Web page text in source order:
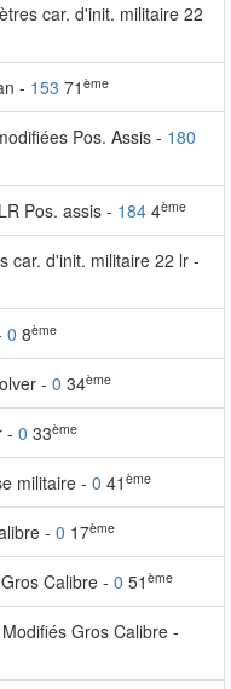
car. d'init. militaire 22
- 153 71 ème
Pos. Assis - 180
Pos. assis - 184 4ème
car. d'init. militaire 22 lr -
0 8ème
- 0 34ème
- 0 33ème
militaire - 0 41 ème
- 0 17ème
Calibre - 0 51 ème
Gros Calibre -